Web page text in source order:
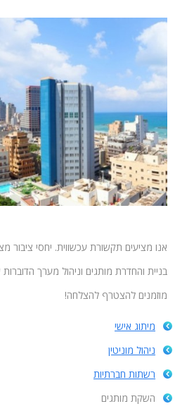
אנו מציעים תקשורת עכשווית. יחסי ציבור
בניית והחדרת מותגים וניהול מערך
מוזמנים להצטרף להצלחה!
מיתוג אישי
ניהול מוניטין
רשתות חברתיות
השקת מותגים